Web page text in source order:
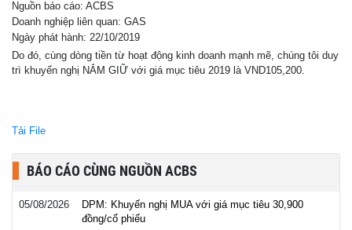
Nguồn báo cáo: ACBS
Doanh nghiệp liên quan: GAS
Ngày phát hành: 22/10/2019
Do đó, cùng dòng tiền từ hoạt động kinh doanh mạnh mẽ, chúng tôi duy
trì khuyến nghị NẮM GIỮ với giá mục tiêu 2019 là VND105,200.
Tải File
BÁO CÁO CÙNG NGUỒN ACBS
05/08/2026
DPM: Khuyến nghị MUA với giá mục tiêu 30,900
đồng/cổ phiếu